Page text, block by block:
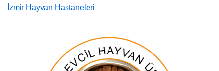
İzmir Hayvan Hastaneleri